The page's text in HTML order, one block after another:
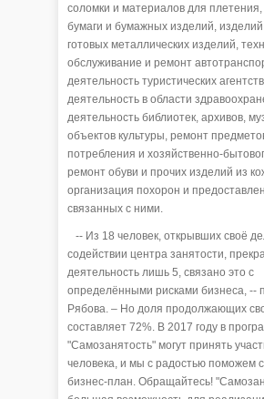
соломки и материалов для плетения,
бумаги и бумажных изделий,
готовых металлических изделий,
обслуживание и ремонт
деятельность туристических
деятельность в области
деятельность библиотек, архивов,
объектов культуры, ремонт
потребления и хозяйственно-
ремонт обуви и прочих изделий из
организация похорон и
связанных с ними.
-- Из 18 человек, открывших своё
содействии центра занятости,
деятельность лишь 5, связано это с
определёнными рисками бизнеса, --
Рябова. – Но доля продолжающих
составляет 72%. В 2017 году в
"Самозанятость" могут принять
человека, и мы с радостью поможем
бизнес-план. Обращайтесь!